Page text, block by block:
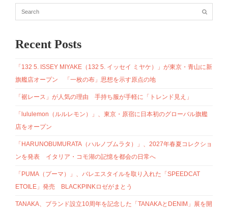
Recent Posts
「132 5. ISSEY MIYAKE（132 5. イッセイ ミヤケ）」が東京・青山に新
旗艦店オープン 「一枚の布」思想を示す原点の地
「裾レース」が人気の理由 手持ち服が手軽に「トレンド見え」
「lululemon（ルルレモン）」、東京・原宿に日本初のグローバル旗艦
店をオープン
「HARUNOBUMURATA（ハルノブムラタ）」、2027年春夏コレクショ
ンを発表 イタリア・コモ湖の記憶を都会の日常へ
「PUMA（プーマ）」、バレエスタイルを取り入れた「SPEEDCAT
ETOILE」発売 BLACKPINKロゼがまとう
TANAKA、ブランド設立10周年を記念した「TANAKAとDENIM」展を開